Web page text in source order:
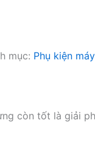
mục: Phụ kiện
còn tốt là giải